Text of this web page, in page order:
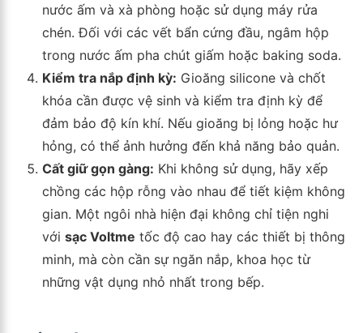
nước ấm và xà phòng hoặc sử dụng máy rửa
chén. Đối với các vết bẩn cứng đầu, ngâm hộp
trong nước ấm pha chút giấm hoặc baking soda.
Kiểm tra nắp định kỳ: Gioăng silicone và chốt
khóa cần được vệ sinh và kiểm tra định kỳ để
đảm bảo độ kín khí. Nếu gioăng bị lỏng hoặc hư
hỏng, có thể ảnh hưởng đến khả năng bảo quản.
Cất giữ gọn gàng: Khi không sử dụng, hãy xếp
chồng các hộp rỗng vào nhau để tiết kiệm không
gian. Một ngôi nhà hiện đại không chỉ tiện nghi
với sạc Voltme tốc độ cao hay các thiết bị thông
minh, mà còn cần sự ngăn nắp, khoa học từ
những vật dụng nhỏ nhất trong bếp.